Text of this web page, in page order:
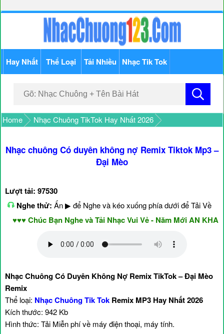
Hay Nhất Thể Loại Tải Nhiều Nhạc Tik Tok
Home Nhạc Chuông TikTok Hay Nhất 2026
Nhạc chuông Có duyên không nợ Remix Tiktok Mp3 –
Đại Mèo
Lượt tải: 97530
Nghe thử: Ấn ▶ để Nghe và kéo xuống phía dưới để Tải Về
Chúc Bạn Nghe và Tải Nhạc Vui Vẻ - Năm Mới AN KHANG &
Nhạc Chuông Có Duyên Không Nợ Remix TikTok – Đại Mèo
Remix
Thể loại: Nhạc Chuông Tik Tok Remix MP3 Hay Nhất 2026
Kích thước: 942 Kb
Hình thức: Tải Miễn phí về máy điện thoại, máy tính.